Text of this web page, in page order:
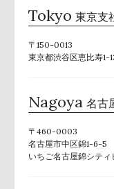
Tokyo 東京支
〒150-0013
東京都渋谷区恵比寿1-
Nagoya 名古
〒460-0003
名古屋市中区錦1-6-5
いちご名古屋錦シティ